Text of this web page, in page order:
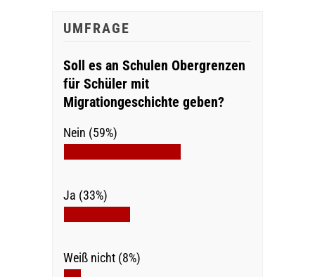
UMFRAGE
Soll es an Schulen Obergrenzen
für Schüler mit
Migrationgeschichte geben?
Nein (59%)
Ja (33%)
Weiß nicht (8%)